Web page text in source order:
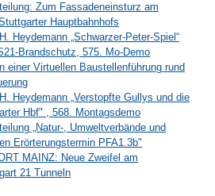
Zum Fassadeneinsturz am
Hauptbahnhofs
Heydemann „Schwarzer-Peter-Spiel“
Brandschutz, 575. Mo-Demo
einer Virtuellen Baustellenführung rund
Heydemann „Verstopfte Gullys und die
Hbf" , 568. Montagsdemo
„Natur-, Umweltverbände und
Erörterungstermin PFA1.3b"
MAINZ: Neue Zweifel am
21 Tunneln